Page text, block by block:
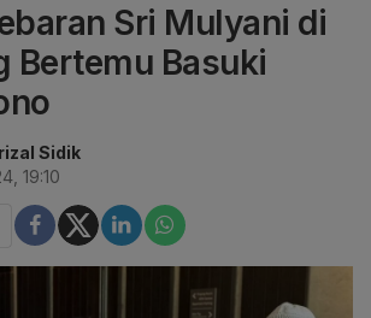
Sri Mulyani di
Bertemu Basuki
Sidik
19:10